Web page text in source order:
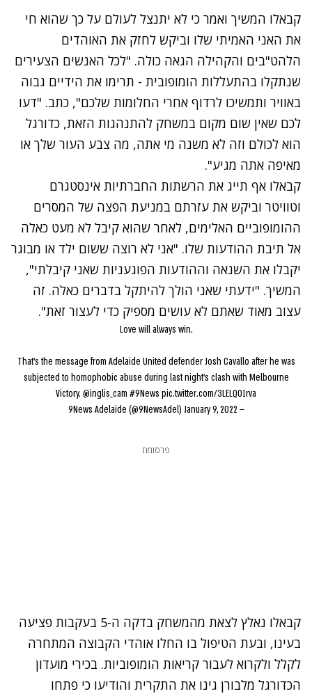
קבאלו המשיך ואמר כי לא יתנצל לעולם על כך שהוא חי
את האני האמיתי שלו וביקש לחזק את האוהדים
הלהט"בים והקהילה הגאה כולה. "לכל האנשים הצעירים
שנתקלו בהתעללות הומופובית - תרימו את הידיים גבוה
באוויר ותמשיכו לרדוף אחרי החלומות שלכם", כתב. "דעו
לכם שאין שום מקום במשחק להתנהגות הזאת, כדורגל
הוא לכולם וזה לא משנה מי אתה, מה צבע העור שלך או
מאיפה אתה מגיע".
קבאלו אף תייג את הרשתות החברתיות אינסטגרם
וטוויטר וביקש את עזרתם במניעת הפצה של המסרים
ההומופוביים האלימים, לאחר שהוא קיבל לא מעט כאלה
אל תיבת ההודעות שלו. "אני לא רוצה ששום ילד או מבוגר
יקבלו את השנאה וההודעות הפוגעניות שאני קיבלתי",
המשיך. "ידעתי שאני הולך להיתקל בדברים כאלה. זה
עצוב מאוד שאתם לא עושים מספיק כדי לעצור זאת".
Love will always win.
That’s the message from Adelaide United defender Josh Cavallo after he was
subjected to homophobic abuse during last night's clash with Melbourne
Victory. @inglis_cam #9News pic.twitter.com/3LELQO1rva
— 9News Adelaide (@9NewsAdel)
January 9, 2022
פרסומת
קבאלו נאלץ לצאת מהמשחק בדקה ה-5 בעקבות פציעה
בעינו, ובעת הטיפול בו החלו אוהדי הקבוצה המתחרה
לקלל ולקרוא לעבור קריאות הומופוביות. בכירי מועדון
הכדורגל מלבורן גינו את התקרית והודיעו כי פתחו